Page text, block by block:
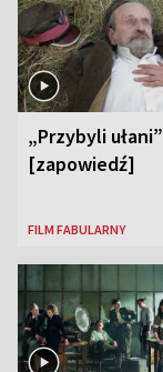
„Przybyli ułani”
[zapowiedź]
FILM FABULARNY